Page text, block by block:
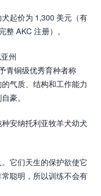
起价为 1,300 美元（有
AKC 注册）。
州
青铜级优秀育种者称
气质、结构和工作能力
豪。
安纳托利亚牧羊犬幼犬
它们天生的保护欲使它
聪明，所以训练不会有